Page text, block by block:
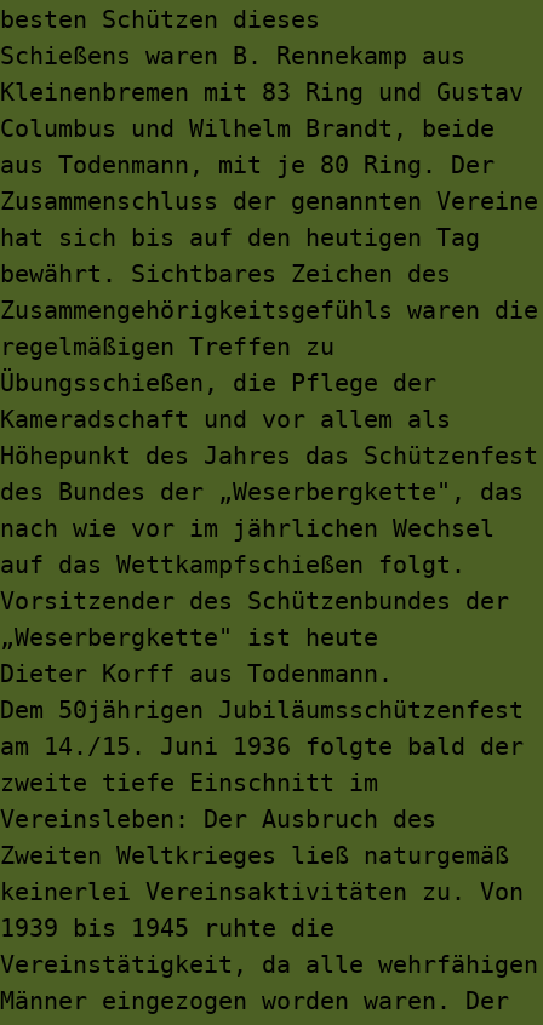
besten Schützen dieses
Schießens waren B. Rennekamp aus
Kleinenbremen mit 83 Ring und Gustav
Columbus und Wilhelm Brandt, beide
aus Todenmann, mit je 80 Ring. Der
Zusammenschluss der genannten Vereine
hat sich bis auf den heutigen Tag
bewährt. Sichtbares Zeichen des
Zusammengehörigkeitsgefühls waren die
regelmäßigen Treffen zu
Übungsschießen, die Pflege der
Kameradschaft und vor allem als
Höhepunkt des Jahres das Schützenfest
des Bundes der „Weserbergkette", das
nach wie vor im jährlichen Wechsel
auf das Wettkampfschießen folgt.
Vorsitzender des Schützenbundes der
„Weserbergkette" ist heute
Dieter Korff aus Todenmann.
Dem 50jährigen Jubiläumsschützenfest
am 14./15. Juni 1936 folgte bald der
zweite tiefe Einschnitt im
Vereinsleben: Der Ausbruch des
Zweiten Weltkrieges ließ naturgemäß
keinerlei Vereinsaktivitäten zu. Von
1939 bis 1945 ruhte die
Vereinstätigkeit, da alle wehrfähigen
Männer eingezogen worden waren. Der